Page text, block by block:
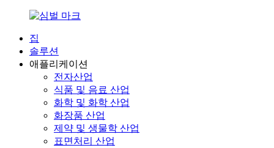
집
솔루션
애플리케이션
전자산업
식품 및 음료 산업
화학 및 화학 산업
화장품 산업
제약 및 생물학 산업
표면처리 산업